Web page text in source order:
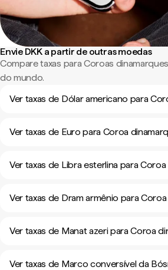
Envie DKK a partir de outras moedas
Compare taxas para Coroas
do mundo.
Ver taxas de Dólar americano para
Ver taxas de Euro para Coroa
Ver taxas de Libra esterlina para
Ver taxas de Dram armênio para
Ver taxas de Manat azeri para Coroa
Ver taxas de Marco conversível da